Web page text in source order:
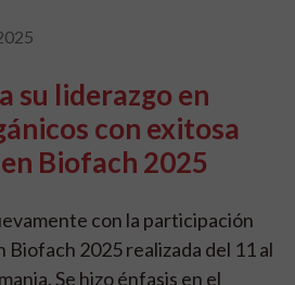
su liderazgo en
con exitosa
Biofach 2025
con la participación
Biofach 2025 realizada del 11 al
Se hizo énfasis en el